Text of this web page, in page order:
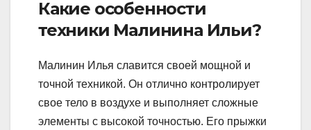
Какие особенности
техники Малинина Ильи?
Малинин Илья славится своей мощной и
точной техникой. Он отлично контролирует
свое тело в воздухе и выполняет сложные
элементы с высокой точностью. Его прыжки